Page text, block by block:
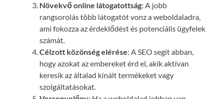
Növekvő online látogatottság: A jobb
rangsorolás több látogatót vonz a weboldaladra,
ami fokozza az érdeklődést és potenciális ügyfelek
számát.
Célzott közönség elérése: A SEO segít abban,
hogy azokat az embereket érd el, akik aktívan
keresik az általad kínált termékeket vagy
szolgáltatásokat.